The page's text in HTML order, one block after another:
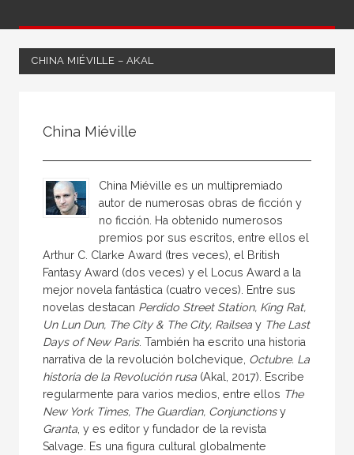
CHINA MIÉVILLE – AKAL
Coordinador
Editora
Escritor
Escritora
Prologuista
Traductor
Traductora
China Miéville
China Miéville es un multipremiado
autor de numerosas obras de ficción y
no ficción. Ha obtenido numerosos
premios por sus escritos, entre ellos el
Arthur C. Clarke Award (tres veces), el British
Fantasy Award (dos veces) y el Locus Award a la
mejor novela fantástica (cuatro veces). Entre sus
novelas destacan Perdido Street Station, King Rat,
Un Lun Dun, The City & The City, Railsea y The Last
Days of New Paris. También ha escrito una historia
narrativa de la revolución bolchevique, Octubre. La
historia de la Revolución rusa (Akal, 2017). Escribe
regularmente para varios medios, entre ellos The
New York Times, The Guardian, Conjunctionsy
Granta , y es editor y fundador de la revista
Salvage. Es una figura cultural globalmente